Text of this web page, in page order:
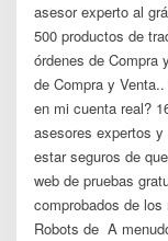
asesor experto al
500 productos de
órdenes de
de Compra y
en mi cuenta real?
asesores expertos
estar seguros de
web de pruebas
comprobados de
Robots de A